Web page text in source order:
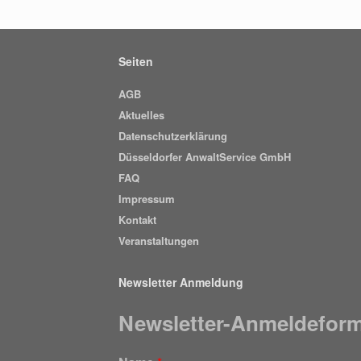
Seiten
AGB
Aktuelles
Datenschutzerklärung
Düsseldorfer AnwaltService GmbH
FAQ
Impressum
Kontakt
Veranstaltungen
Newsletter Anmeldung
Newsletter-